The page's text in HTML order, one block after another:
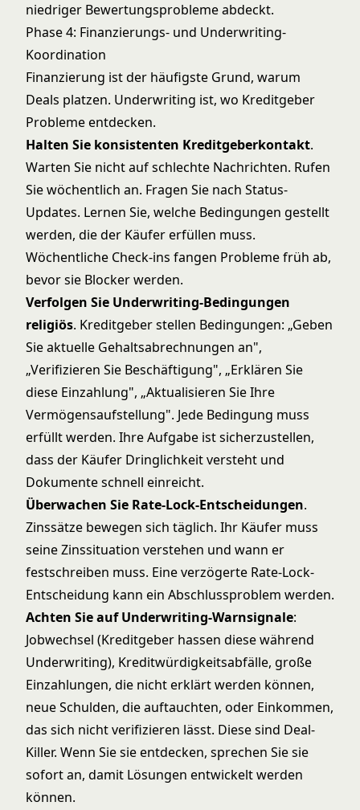
niedriger Bewertungsprobleme abdeckt.
Phase 4: Finanzierungs- und Underwriting-
Koordination
Finanzierung ist der häufigste Grund, warum
Deals platzen. Underwriting ist, wo Kreditgeber
Probleme entdecken.
Halten Sie konsistenten Kreditgeberkontakt.
Warten Sie nicht auf schlechte Nachrichten. Rufen
Sie wöchentlich an. Fragen Sie nach Status-
Updates. Lernen Sie, welche Bedingungen gestellt
werden, die der Käufer erfüllen muss.
Wöchentliche Check-ins fangen Probleme früh ab,
bevor sie Blocker werden.
Verfolgen Sie Underwriting-Bedingungen
religiös. Kreditgeber stellen Bedingungen: „Geben
Sie aktuelle Gehaltsabrechnungen an",
„Verifizieren Sie Beschäftigung", „Erklären Sie
diese Einzahlung", „Aktualisieren Sie Ihre
Vermögensaufstellung". Jede Bedingung muss
erfüllt werden. Ihre Aufgabe ist sicherzustellen,
dass der Käufer Dringlichkeit versteht und
Dokumente schnell einreicht.
Überwachen Sie Rate-Lock-Entscheidungen.
Zinssätze bewegen sich täglich. Ihr Käufer muss
seine Zinssituation verstehen und wann er
festschreiben muss. Eine verzögerte Rate-Lock-
Entscheidung kann ein Abschlussproblem werden.
Achten Sie auf Underwriting-Warnsignale:
Jobwechsel (Kreditgeber hassen diese während
Underwriting), Kreditwürdigkeitsabfälle, große
Einzahlungen, die nicht erklärt werden können,
neue Schulden, die auftauchten, oder Einkommen,
das sich nicht verifizieren lässt. Diese sind Deal-
Killer. Wenn Sie sie entdecken, sprechen Sie sie
sofort an, damit Lösungen entwickelt werden
können.